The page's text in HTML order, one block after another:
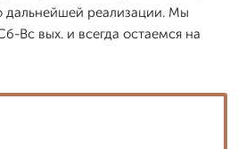
дальнейшей реализации. Мы
Вс вых. и всегда остаемся на